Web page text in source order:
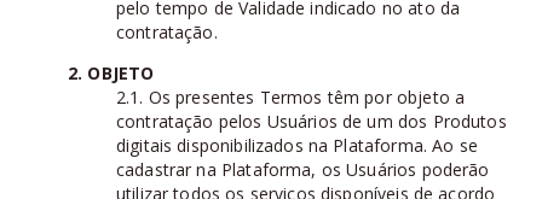
pelo tempo de Validade indicado no ato da
contratação.
2. OBJETO
2.1. Os presentes Termos têm por objeto a
contratação pelos Usuários de um dos Produtos
digitais disponibilizados na Plataforma. Ao se
cadastrar na Plataforma, os Usuários poderão
utilizar todos os serviços disponíveis de acordo